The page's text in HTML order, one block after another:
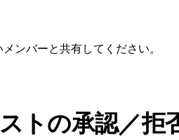
ンバーと共有してください。
トの承認／拒